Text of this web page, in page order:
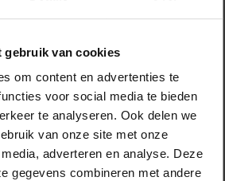
gebruik van cookies
om content en advertenties te
voor social media te bieden
te analyseren. Ook delen we
van onze site met onze
adverteren en analyse. Deze
gegevens combineren met andere
grensoverschrijdend gedrag
academiejaar gaven we het
beleid YANA, een afkorting
Dat heeft als doel om
op preventie en, als
gedrag zich voordoet, op een
melders, zodat zij zich niet